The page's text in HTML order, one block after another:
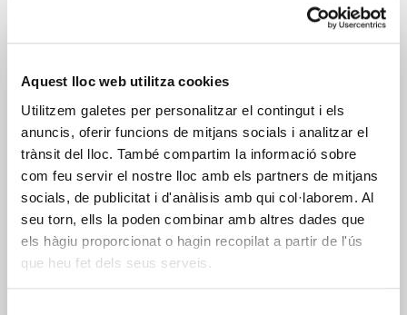
Aquest lloc web utilitza cookies
Utilitzem galetes per personalitzar el contingut i els
anuncis, oferir funcions de mitjans socials i analitzar el
trànsit del lloc. També compartim la informació sobre
com feu servir el nostre lloc amb els partners de mitjans
socials, de publicitat i d'anàlisis amb qui col·laborem. Al
seu torn, ells la poden combinar amb altres dades que
els hàgiu proporcionat o hagin recopilat a partir de l'ús
que heu fet dels seus serveis.
23
2025
ACTE DE COMMEMORACIÓ. 10 anys de carta-
encíclica Laudato si’ del Papa Fran...
23 May, 2025 - 18:00 / 20:00